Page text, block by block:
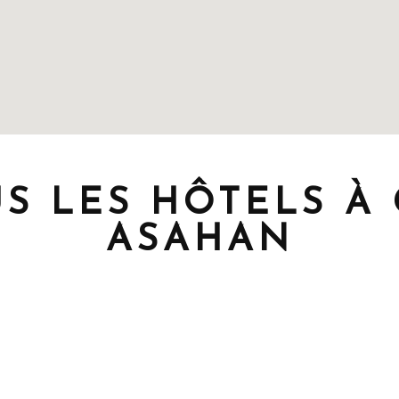
LES HÔTELS À
ASAHAN